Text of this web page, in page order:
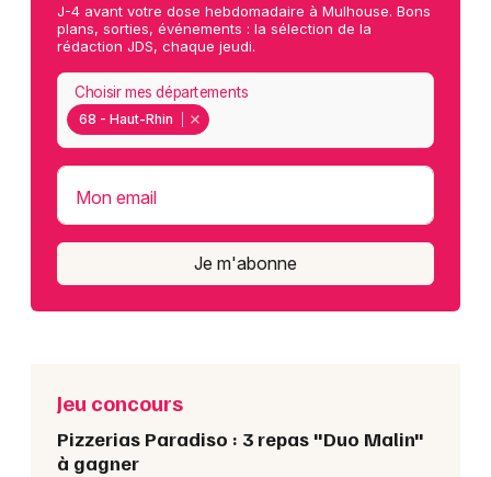
J-4 avant votre dose hebdomadaire à Mulhouse. Bons
plans, sorties, événements : la sélection de la
rédaction JDS, chaque jeudi.
68 - Haut-Rhin
Choisir mes départements
Mon email
Je m'abonne
Jeu concours
Pizzerias Paradiso : 3 repas "Duo Malin"
à gagner